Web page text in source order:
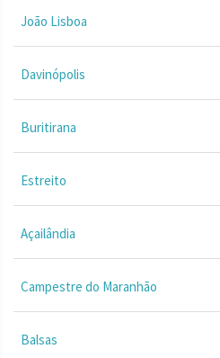
João Lisboa
Davinópolis
Buritirana
Estreito
Açailândia
Campestre do Maranhão
Balsas